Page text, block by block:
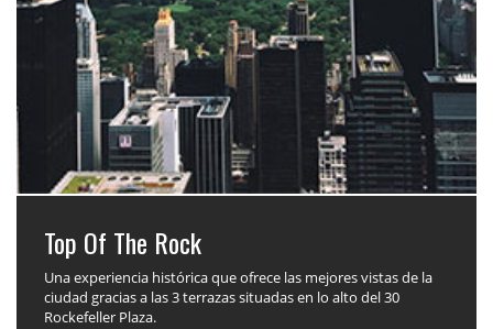
Top Of The Rock
Una experiencia histórica que ofrece las mejores vistas de la
ciudad gracias a las 3 terrazas situadas en lo alto del 30
Rockefeller Plaza.